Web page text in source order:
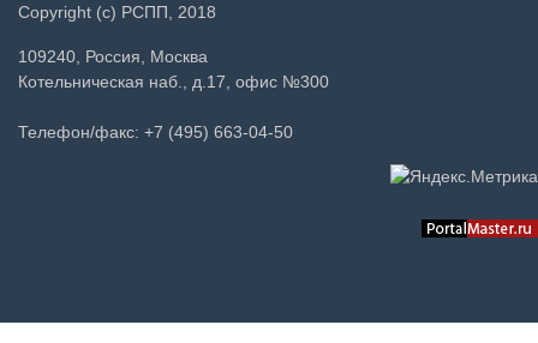
Copyright (c) РСПП, 2018
109240, Россия, Москва
Котельническая наб., д.17, офис №300
Телефон/факс: +7 (495) 663-04-50